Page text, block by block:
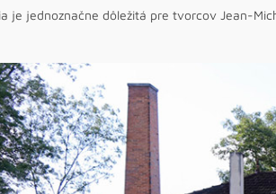
je jednoznačne dôležitá pre tvorcov Jean-